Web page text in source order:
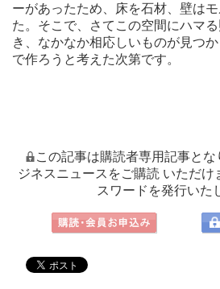
ーがあったため、床を石材、壁は
た。そこで、さてこの空間にハマ
き、なかなか相応しいものが見つ
で作ろうと考えた次第です。
この記事は購読者専用記事と
ジネスニュースをご購読 いただ
スワードを発行いた